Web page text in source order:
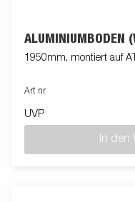
ALUMINIUMBODEN
1950mm, montiert auf
Art nr
UVP
In den